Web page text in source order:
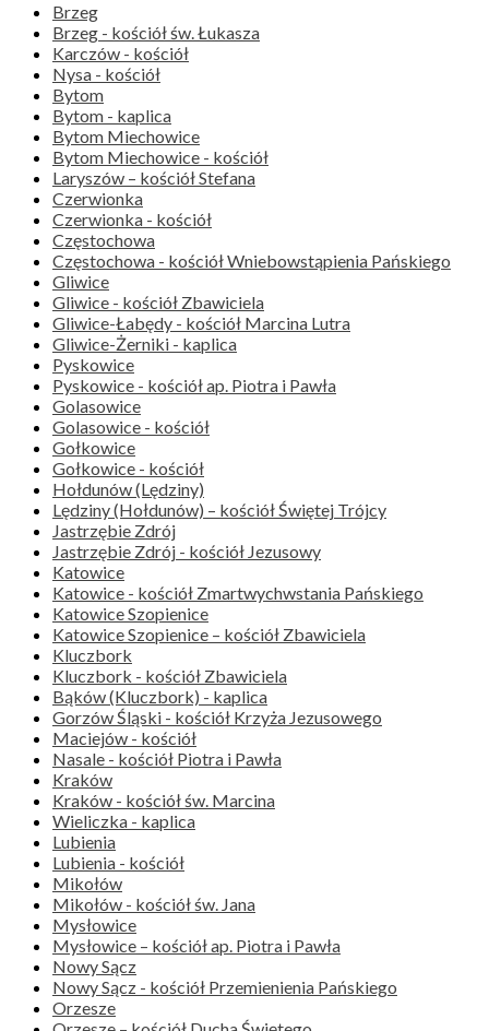
Brzeg
Brzeg - kościół św. Łukasza
Karczów - kościół
Nysa - kościół
Bytom
Bytom - kaplica
Bytom Miechowice
Bytom Miechowice - kościół
Laryszów – kościół Stefana
Czerwionka
Czerwionka - kościół
Częstochowa
Częstochowa - kościół Wniebowstąpienia Pańskiego
Gliwice
Gliwice - kościół Zbawiciela
Gliwice-Łabędy - kościół Marcina Lutra
Gliwice-Żerniki - kaplica
Pyskowice
Pyskowice - kościół ap. Piotra i Pawła
Golasowice
Golasowice - kościół
Gołkowice
Gołkowice - kościół
Hołdunów (Lędziny)
Lędziny (Hołdunów) – kościół Świętej Trójcy
Jastrzębie Zdrój
Jastrzębie Zdrój - kościół Jezusowy
Katowice
Katowice - kościół Zmartwychwstania Pańskiego
Katowice Szopienice
Katowice Szopienice – kościół Zbawiciela
Kluczbork
Kluczbork - kościół Zbawiciela
Bąków (Kluczbork) - kaplica
Gorzów Śląski - kościół Krzyża Jezusowego
Maciejów - kościół
Nasale - kościół Piotra i Pawła
Kraków
Kraków - kościół św. Marcina
Wieliczka - kaplica
Lubienia
Lubienia - kościół
Mikołów
Mikołów - kościół św. Jana
Mysłowice
Mysłowice – kościół ap. Piotra i Pawła
Nowy Sącz
Nowy Sącz - kościół Przemienienia Pańskiego
Orzesze